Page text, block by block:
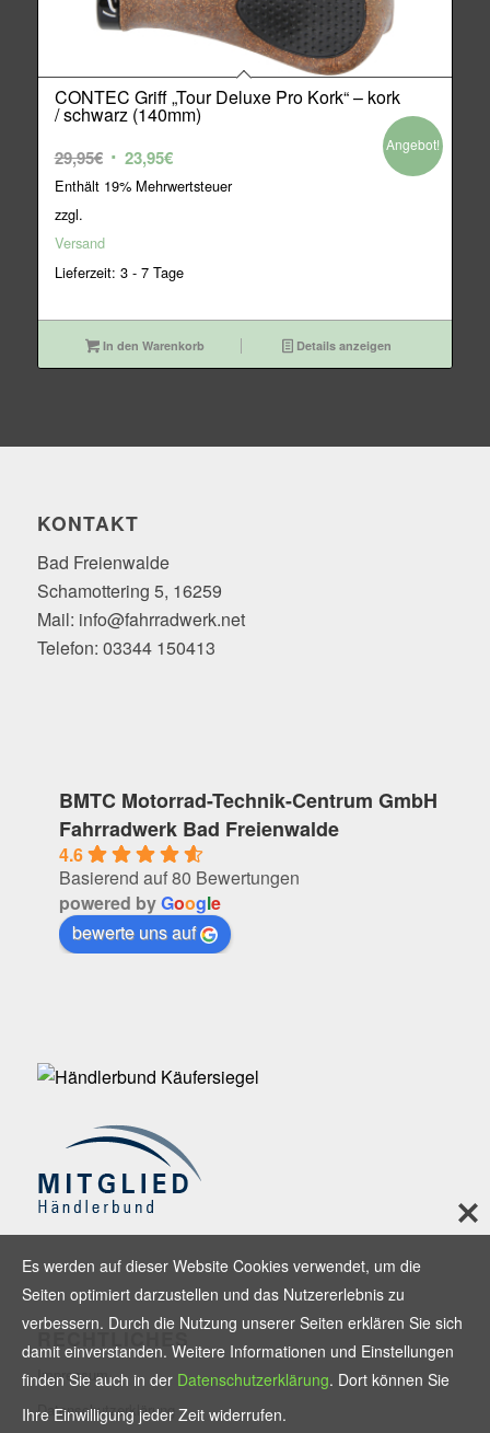
CONTEC Griff „Tour Deluxe Pro Kork“ – kork
/ schwarz (140mm)
29,95€ Ursprünglicher
Preis
23,95€Aktueller
Preis
Enthält 19% Mehrwertsteuer
zzgl.
Versand
Lieferzeit: 3 - 7 Tage
Angebot!
In den Warenkorb Details anzeigen
KONTAKT
Bad Freienwalde
Schamottering 5, 16259
Mail: info@fahrradwerk.net
Telefon: 03344 150413
BMTC Motorrad-Technik-Centrum GmbH
Fahrradwerk Bad Freienwalde
4.6
Basierend auf 80 Bewertungen
powered byGoogle
bewerte uns auf
RECHTLICHES
Impressum
Datenschutzerklärung
Es werden auf dieser Website Cookies verwendet, um die
Seiten optimiert darzustellen und das Nutzererlebnis zu
verbessern. Durch die Nutzung unserer Seiten erklären Sie sich
damit einverstanden. Weitere Informationen und Einstellungen
finden Sie auch in der Datenschutzerklärung. Dort können Sie
Ihre Einwilligung jeder Zeit widerrufen.